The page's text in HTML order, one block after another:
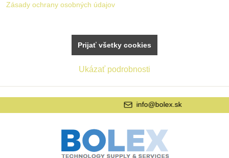
info@bolex.sk
Zásady ochrany osobných údajov
Ukázať podrobnosti
Prijať všetky cookies